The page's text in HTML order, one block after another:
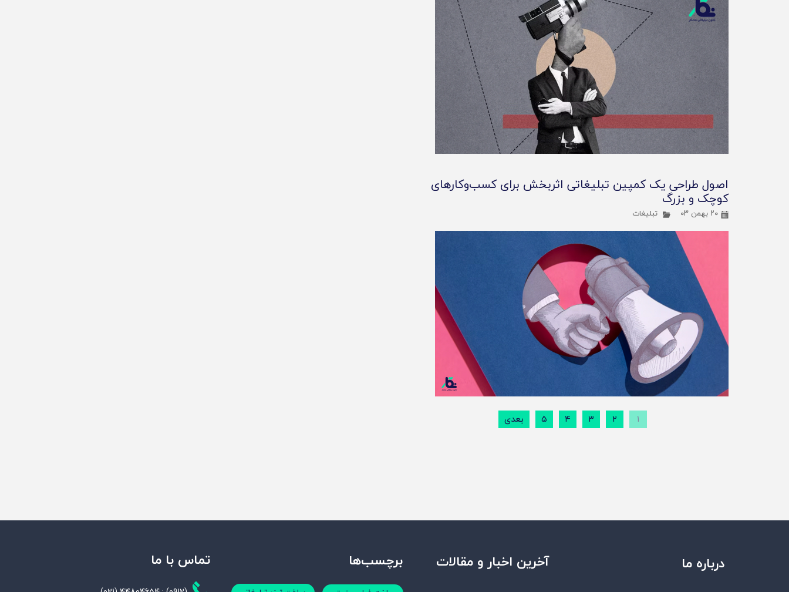
اصول طراحی یک کمپین تبلیغاتی اثربخش برای کسب‌وکارهای
کوچک و بزرگ
۲۰ بهمن ۰۳ تبلیغات
۱ ۲ ۳ ۴ ۵ بعدی
تماس با ما درباره ما آخرین اخبار و مقالات برچسب‌ها